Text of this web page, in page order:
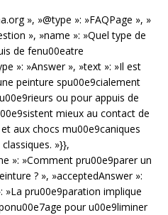
», »@type »: »FAQPage », »
», »name »: »Quel type de
de fenu00eatre
»: »Answer », »text »: »Il est
peinture spu00e9cialement
ou pour appuis de
mieux au contact de
aux chocs mu00e9caniques
»}},
»: »Comment pru00e9parer un
? », »acceptedAnswer »:
»La pru00e9paration implique
pour u00e9liminer